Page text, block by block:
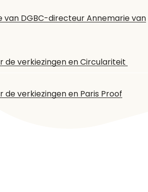
van DGBC-directeur Annemarie van
de verkiezingen en Circulariteit
de verkiezingen en Paris Proof